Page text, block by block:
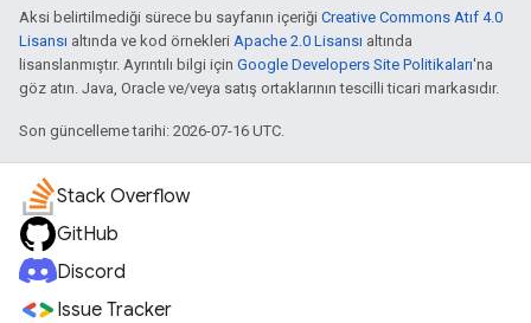
Aksi belirtilmediği sürece bu sayfanın içeriği Creative Commons Atıf 4.0
Lisansı altında ve kod örnekleri Apache 2.0 Lisansı altında
lisanslanmıştır. Ayrıntılı bilgi için Google Developers Site Politikaları'na
göz atın. Java, Oracle ve/veya satış ortaklarının tescilli ticari markasıdır.
Son güncelleme tarihi: 2026-07-16 UTC.
Stack Overflow
GitHub
Discord
Issue Tracker